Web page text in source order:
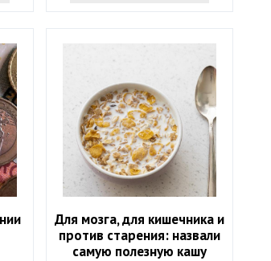
Для мозга, для кишечника и
против старения: назвали
самую полезную кашу